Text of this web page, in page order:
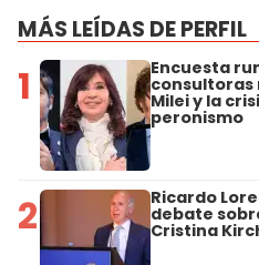
MÁS LEÍDAS DE PERFIL
1 Encuesta
consultoras
Milei y la
peronismo
2 Ricardo
debate
Cristina